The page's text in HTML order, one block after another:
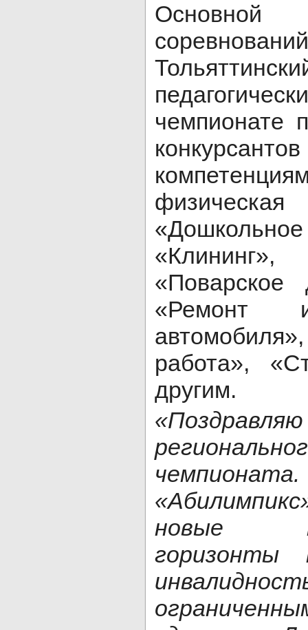
чемпионате
«Поварское
«Ремонт
работа»,
другим.
новые